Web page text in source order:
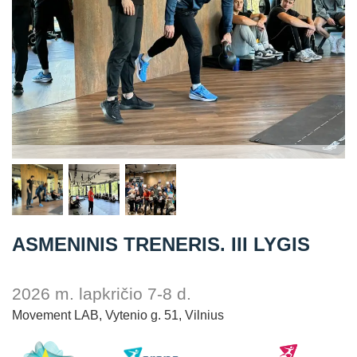
Straipsniai
Sėkmės istorijos
Atsiliepimai
Kontaktai
ASMENINIS TRENERIS. III LYGIS
2026 m. lapkričio 7-8 d.
Movement LAB, Vytenio g. 51, Vilnius